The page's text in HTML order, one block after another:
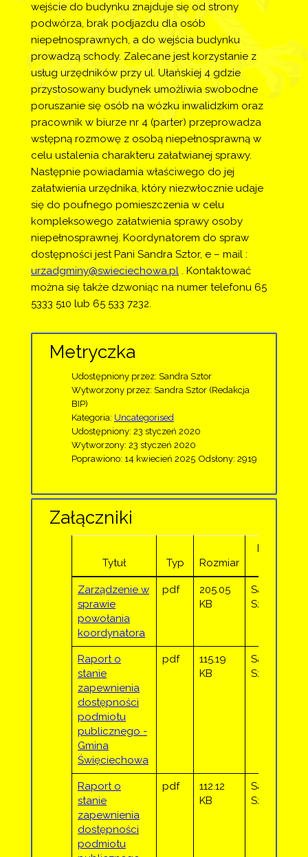
wejście do budynku znajduje się od strony
podwórza, brak podjazdu dla osób
niepełnosprawnych, a do wejścia budynku
prowadzą schody. Zalecane jest korzystanie z
usług urzędników przy ul. Ułańskiej 4 gdzie
przystosowany budynek umożliwia swobodne
poruszanie się osób na wózku inwalidzkim oraz
pracownik w biurze nr 4 (parter) przeprowadza
wstępną rozmowę z osobą niepełnosprawną w
celu ustalenia charakteru załatwianej sprawy.
Następnie powiadamia właściwego do jej
załatwienia urzędnika, który niezwłocznie udaje
się do poufnego pomieszczenia w celu
kompleksowego załatwienia sprawy osoby
niepełnosprawnej. Koordynatorem do spraw
urzadgminy@swieciechowa.pl . Kontaktować
można się także dzwoniąc na numer telefonu 65
5333 510 lub 65 533 7232.
Metryczka
Udostępniony przez: Sandra Sztor
Wytworzony przez: Sandra Sztor (Redakcja
BIP)
Kategoria: Uncategorised
Udostępniony: 23 styczeń 2020
Wytworzony: 23 styczeń 2020
Poprawiono: 14 kwiecień 2025 Odsłony: 2919
Załączniki
Tytuł Typ Rozmiar
Dodany
Zarządzenie w
sprawie
powołania
koordynatora
pdf
205.05
KB
Sandra
Sztor
Raport o
stanie
zapewnienia
dostępności
podmiotu
publicznego -
Gmina
Święciechowa
pdf
115.19
KB
Sandra
Sztor
Raport o
stanie
zapewnienia
dostępności
podmiotu
pdf
112.12
KB
Sandra
Sztor